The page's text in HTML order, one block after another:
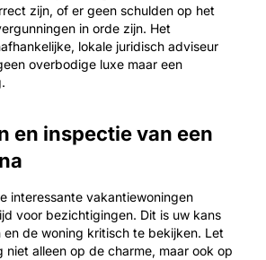
zijn, of er geen schulden op het
in orde zijn. Het
lokale juridisch adviseur
overbodige luxe maar een
en inspectie van een
interessante vakantiewoningen
voor bezichtigingen. Dit is uw kans
de woning kritisch te bekijken. Let
alleen op de charme, maar ook op